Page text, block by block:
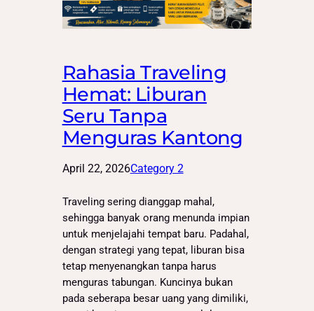
Rahasia Traveling
Hemat: Liburan
Seru Tanpa
Menguras Kantong
April 22, 2026Category 2
Traveling sering dianggap mahal,
sehingga banyak orang menunda impian
untuk menjelajahi tempat baru. Padahal,
dengan strategi yang tepat, liburan bisa
tetap menyenangkan tanpa harus
menguras tabungan. Kuncinya bukan
pada seberapa besar uang yang dimiliki,